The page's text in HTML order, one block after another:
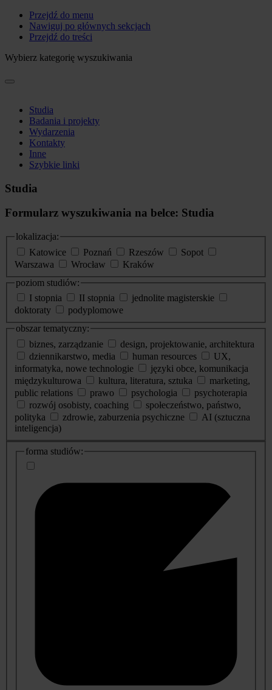
Przejdź do menu
Nawiguj po głównych sekcjach
Przejdź do treści
Wybierz kategorię wyszukiwania
Studia
Badania i projekty
Wydarzenia
Kontakty
Inne
Szybkie linki
Studia
Formularz wyszukiwania na belce: Studia
lokalizacja:
Katowice
Poznań Rzeszów
Sopot
Warszawa
Wrocław
Kraków
poziom studiów:
I stopnia
II stopnia
jednolite magisterskie
doktoraty
podyplomowe
obszar tematyczny:
biznes, zarządzanie
design, projektowanie, architektura
dziennikarstwo, media
human resources
UX,
informatyka, nowe technologie
języki obce, komunikacja
międzykulturowa
kultura, literatura, sztuka
marketing,
public relations
prawo psychologia
psychoterapia
rozwój osobisty, coaching
społeczeństwo, państwo,
polityka
zdrowie, zaburzenia psychiczne
AI (sztuczna
inteligencja)
dodatkowe
informacje
forma studiów: